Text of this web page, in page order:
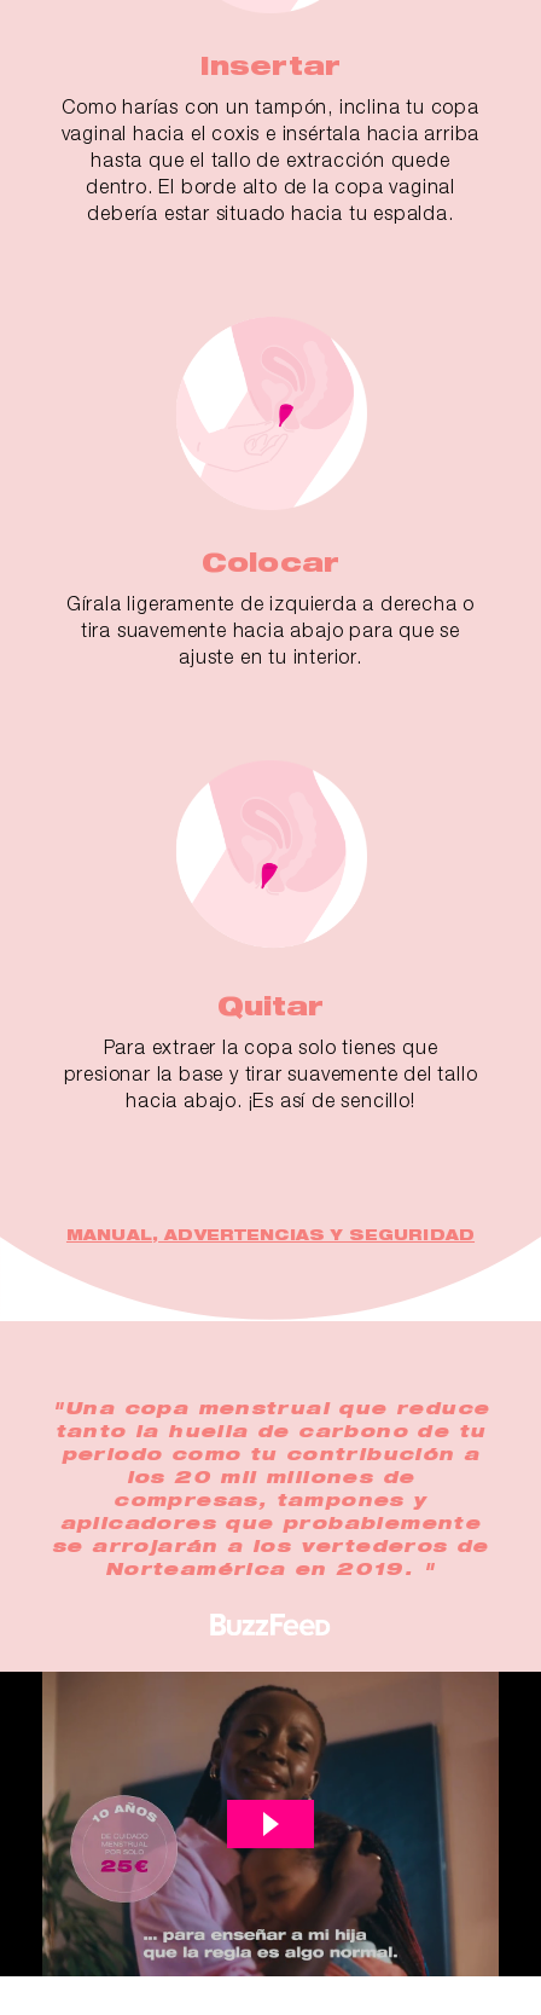
Insertar
Como harías con un tampón, inclina tu copa
vaginal hacia el coxis e insértala hacia arriba
hasta que el tallo de extracción quede
dentro. El borde alto de la copa vaginal
debería estar situado hacia tu espalda.
Colocar
Gírala ligeramente de izquierda a derecha o
tira suavemente hacia abajo para que se
ajuste en tu interior.
Quitar
Para extraer la copa solo tienes que
presionar la base y tirar suavemente del tallo
hacia abajo. ¡Es así de sencillo!
MANUAL, ADVERTENCIAS Y SEGURIDAD
"Una copa menstrual que reduce
tanto la huella de carbono de tu
periodo como tu contribución a
los 20 mil millones de
compresas, tampones y
aplicadores que probablemente
se arrojarán a los vertederos de
Norteamérica en 2019. "